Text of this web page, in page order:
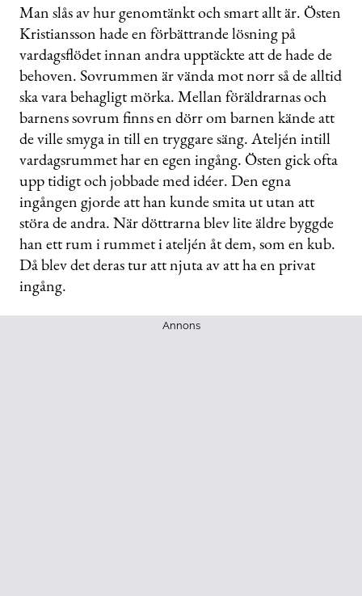
Man slås av hur genomtänkt och smart allt är. Östen
Kristiansson hade en förbättrande lösning på
vardagsflödet innan andra upptäckte att de hade de
behoven. Sovrummen är vända mot norr så de alltid
ska vara behagligt mörka. Mellan föräldrarnas och
barnens sovrum finns en dörr om barnen kände att
de ville smyga in till en tryggare säng. Ateljén intill
vardagsrummet har en egen ingång. Östen gick ofta
upp tidigt och jobbade med idéer. Den egna
ingången gjorde att han kunde smita ut utan att
störa de andra. När döttrarna blev lite äldre byggde
han ett rum i rummet i ateljén åt dem, som en kub.
Då blev det deras tur att njuta av att ha en privat
ingång.
Annons